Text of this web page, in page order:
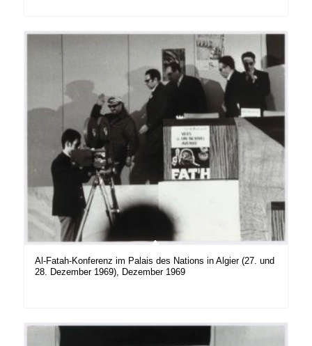
Al-Fatah-Konferenz im Palais des Nations in Algier (27. und
28. Dezember 1969), Dezember 1969